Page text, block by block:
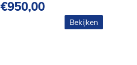
€950,00
Bekijken